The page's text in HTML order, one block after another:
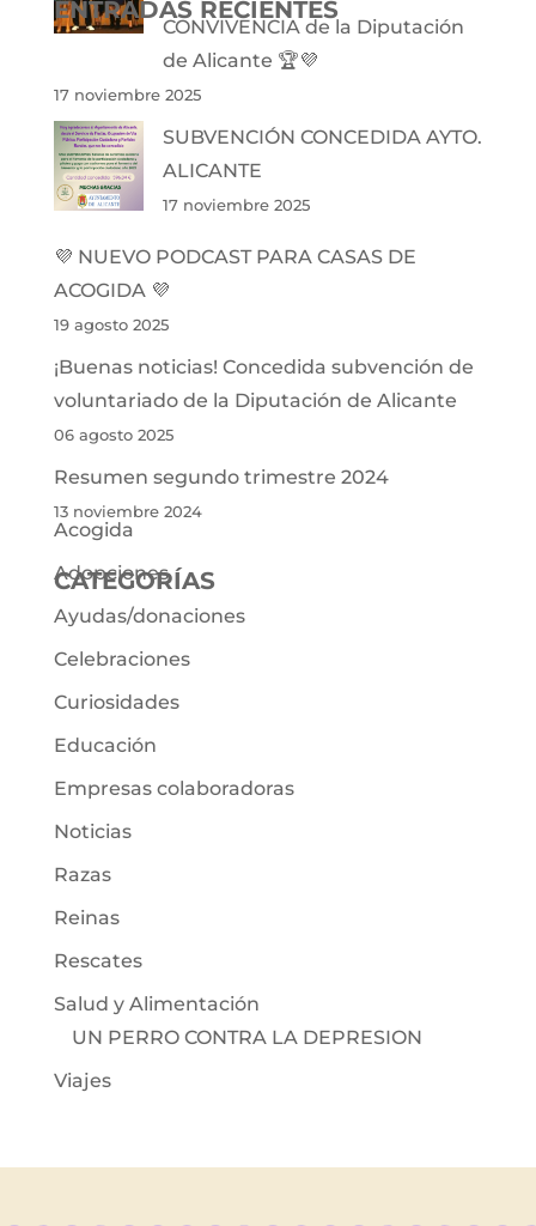
ENTRADAS RECIENTES
CONVIVENCIA de la Diputación
de Alicante 🏆💜
17 noviembre 2025
SUBVENCIÓN CONCEDIDA AYTO.
ALICANTE
17 noviembre 2025
💜 NUEVO PODCAST PARA CASAS DE
ACOGIDA 💜
19 agosto 2025
¡Buenas noticias! Concedida subvención de
voluntariado de la Diputación de Alicante
06 agosto 2025
Resumen segundo trimestre 2024
13 noviembre 2024
CATEGORÍAS
Acogida
Adopciones
Ayudas/donaciones
Celebraciones
Curiosidades
Educación
Empresas colaboradoras
Noticias
Razas
Reinas
Rescates
Salud y Alimentación
UN PERRO CONTRA LA DEPRESION
Viajes